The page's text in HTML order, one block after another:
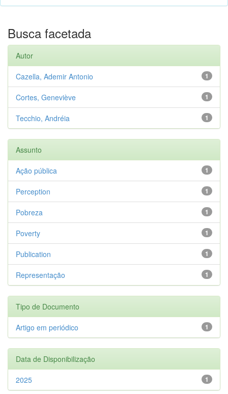
Busca facetada
Autor
1
Cazella, Ademir Antonio
1
Cortes, Geneviève
1
Tecchio, Andréia
Assunto
1
Ação pública
1
Perception
1
Pobreza
1
Poverty
1
Publication
1
Representação
Tipo de Documento
1
Artigo em periódico
Data de Disponibilização
1
2025